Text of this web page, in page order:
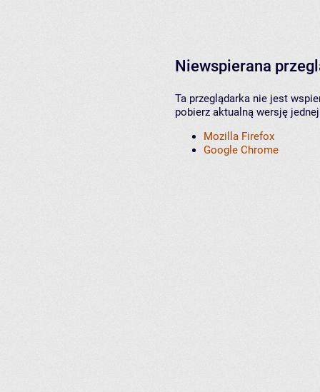
Niewspierana
Ta przeglądarka nie jest
pobierz aktualną wersję
Mozilla Firefox
Google Chrome